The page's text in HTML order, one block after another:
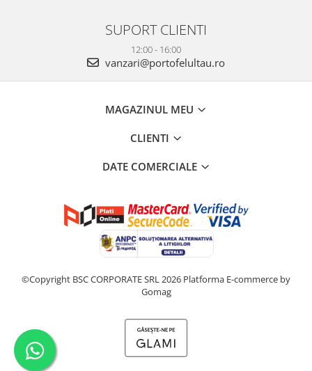
SUPORT CLIENTI
12:00 - 16:00
vanzari@portofelultau.ro
MAGAZINUL MEU
CLIENTI
DATE COMERCIALE
©Copyright BSC CORPORATE SRL 2026 Platforma E-commerce by
Gomag